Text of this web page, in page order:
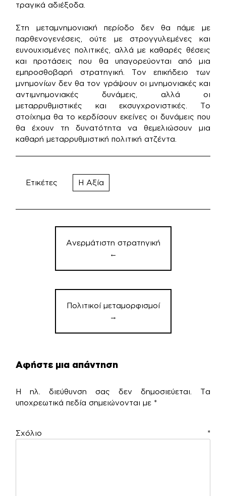
τραγικά αδιέξοδα.
Στη μεταμνημονιακή περίοδο δεν θα πάμε με
παρθενογενέσεις, ούτε με στρογγυλεμένες και
ευνουχισμένες πολιτικές, αλλά με καθαρές θέσεις
και προτάσεις που θα υπαγορεύονται από μια
εμπροσθοβαρή στρατηγική. Τον επικήδειο των
μνημονίων δεν θα τον γράψουν οι μνημονιακές και
αντιμνημονιακές δυνάμεις, αλλά οι
μεταρρυθμιστικές και εκσυγχρονιστικές. Το
στοίχημα θα το κερδίσουν εκείνες οι δυνάμεις που
θα έχουν τη δυνατότητα να θεμελιώσουν μια
καθαρή μεταρρυθμιστική πολιτική ατζέντα.
Ετικέτες Η Αξία
Πλοήγηση
άρθρων
Ανερμάτιστη στρατηγική
←
Πολιτικοί μεταμορφισμοί
→
Αφήστε μια απάντηση
Η ηλ. διεύθυνση σας δεν δημοσιεύεται.
Τα
υποχρεωτικά πεδία σημειώνονται με *
Σχόλιο *